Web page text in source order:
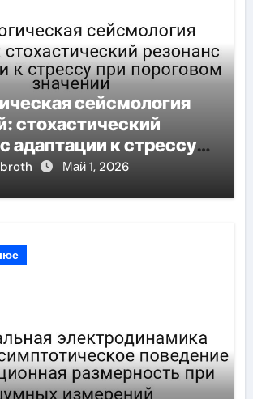
сейсмология
стохастический
адаптации к стрессу
значении
Май 1, 2026